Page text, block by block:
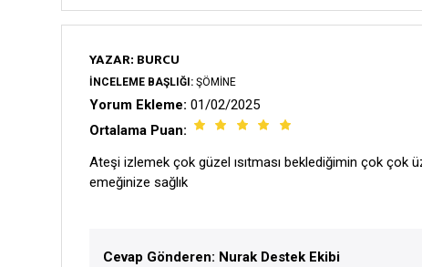
YAZAR: BURCU
İNCELEME BAŞLIĞI: ŞÖMINE
Yorum Ekleme: 01/02/2025
Ortalama Puan:
Ateşi izlemek çok güzel ısıtması beklediğimin çok çok
emeğinize sağlık
Cevap Gönderen: Nurak Destek Ekibi